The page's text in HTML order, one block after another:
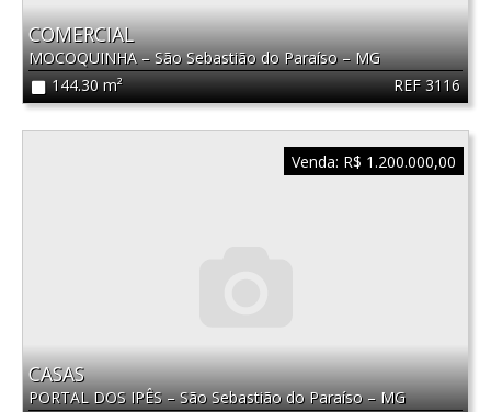
REF 3116
COMERCIAL
MOCOQUINHA–São Sebastião do Paraíso–MG
144.30 m²
CASAS
PORTAL DOS IPÊS–São Sebastião do Paraíso–MG
Venda: R$ 1.200.000,00